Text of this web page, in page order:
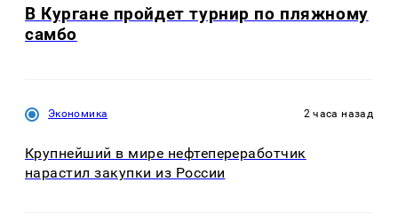
В Кургане пройдет турнир по пляжному
самбо
Экономика 2 часа назад
Крупнейший в мире нефтепереработчик
нарастил закупки из России